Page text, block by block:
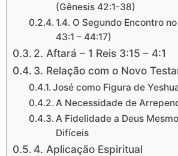
(Gênesis 42:1-38)
1.4. O Segundo Encontro
43:1 – 44:17)
2. Aftará – 1 Reis 3:15 – 4:1
3. Relação com o Novo
José como Figura de
A Necessidade de
A Fidelidade a Deus
Difíceis
4. Aplicação Espiritual